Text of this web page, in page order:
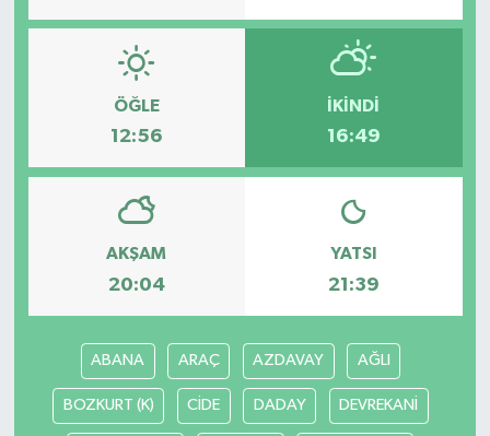
ÖĞLE
12:56
İKINDI
16:49
AKŞAM
20:04
YATSI
21:39
ABANA ARAÇ AZDAVAY AĞLI
BOZKURT (K) CİDE DADAY DEVREKANİ
Teknoloji
Genel
Bilim, Teknoloji